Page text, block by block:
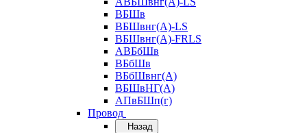
ВБШв
ВБШвнг(А)-LS
ВБШвнг(А)-FRLS
АВБбШв
ВБбШв
ВБбШвнг(А)
ВБШвНГ(А)
АПвБШп(г)
Провод
Назад